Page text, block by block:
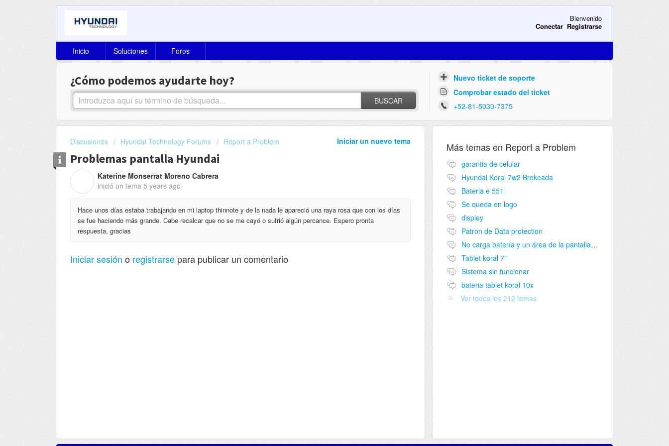
Bienvenido
Conectar Registrarse
Inicio Soluciones Foros
¿Cómo podemos ayudarte hoy?
BUSCAR
Nuevo ticket de soporte
Comprobar estado del ticket
+52-81-5030-7375
Iniciar un nuevo tema
Discusiones Hyundai Technology Forums Report a Problem
Problemas pantalla Hyundai
Katerine Monserrat Moreno Cabrera
inició un tema 5 years ago
Hace unos días estaba trabajando en mi laptop thinnote y de la nada le apareció una raya rosa que con los días
se fue haciendo más grande. Cabe recalcar que no se me cayó o sufrió algún percance. Espero pronta
respuesta, gracias
Iniciar sesión o registrarse para publicar un comentario
Más temas en Report a Problem
garantia de celular
Hyundai Koral 7w2 Brekeada
Bateria e 551
Se queda en logo
displey
Patron de Data protection
No carga batería y un área de la pantalla no funciona
Tablet koral 7"
Sistema sin funcionar
bateria tablet koral 10x
Ver todos los 212 temas